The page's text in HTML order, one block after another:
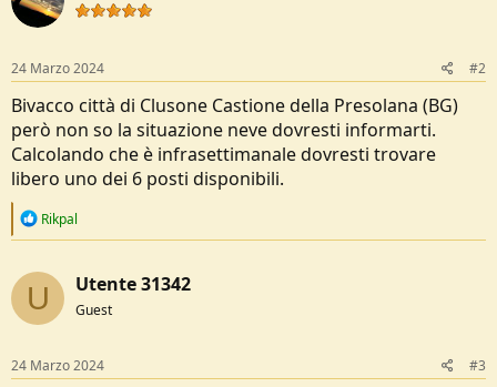
o
n
:
24 Marzo 2024 #2
Bivacco città di Clusone Castione della Presolana (BG)
però non so la situazione neve dovresti informarti.
Calcolando che è infrasettimanale dovresti trovare
libero uno dei 6 posti disponibili.
R
c
i
o
s
:
Rikpal
U Utente 31342
Guest
24 Marzo 2024 #3